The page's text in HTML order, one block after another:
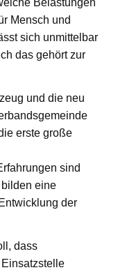
Mensch und
sich unmittelbar
das gehört zur
und die neu
erste große
sind
eine
der
dass